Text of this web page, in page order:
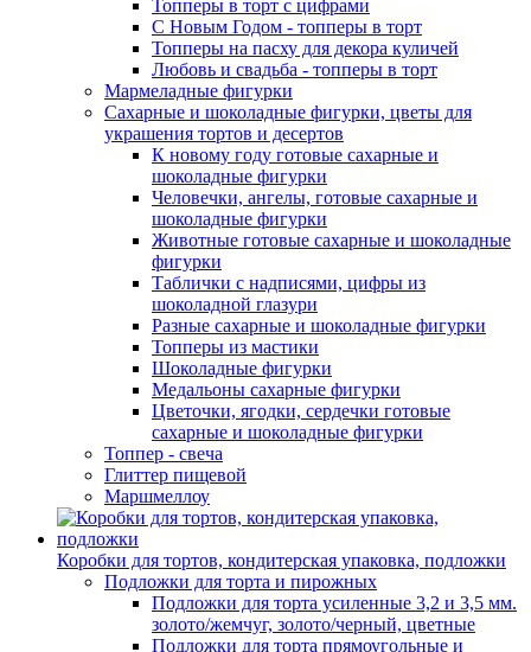
Топперы в торт с цифрами
С Новым Годом - топперы в торт
Топперы на пасху для декора куличей
Любовь и свадьба - топперы в торт
Мармеладные фигурки
Сахарные и шоколадные фигурки, цветы для
украшения тортов и десертов
К новому году готовые сахарные и
шоколадные фигурки
Человечки, ангелы, готовые сахарные и
шоколадные фигурки
Животные готовые сахарные и шоколадные
фигурки
Таблички с надписями, цифры из
шоколадной глазури
Разные сахарные и шоколадные фигурки
Топперы из мастики
Шоколадные фигурки
Медальоны сахарные фигурки
Цветочки, ягодки, сердечки готовые
сахарные и шоколадные фигурки
Топпер - свеча
Глиттер пищевой
Маршмеллоу
Коробки для тортов, кондитерская упаковка, подложки
Подложки для торта и пирожных
Подложки для торта усиленные 3,2 и 3,5 мм.
золото/жемчуг, золото/черный, цветные
Подложки для торта прямоугольные и